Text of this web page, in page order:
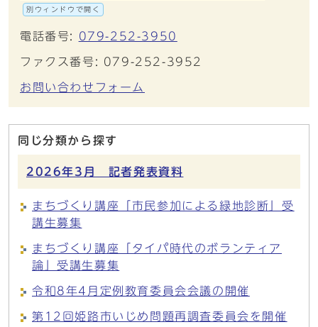
別ウィンドウで開く
電話番号: 079-252-3950
ファクス番号: 079-252-3952
お問い合わせフォーム
同じ分類から探す
2026年3月 記者発表資料
まちづくり講座「市民参加による緑地診断」受
講生募集
まちづくり講座「タイパ時代のボランティア
論」受講生募集
令和8年4月定例教育委員会会議の開催
第12回姫路市いじめ問題再調査委員会を開催